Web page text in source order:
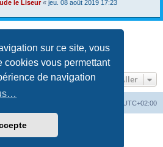
sur ce site, vous
cookies vous permettant
de navigation
le Liseur« jeu. 08 août 2019 17:23
sur20
3
Aller
UTC+02:00
® Forum Software © phpBB Limited
©